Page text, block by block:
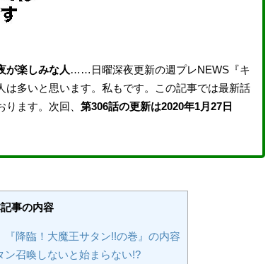
が楽しみな人 ……日曜深夜更新の週プレNEWS『キ
は多いと思います。私もです。この記事では最新話
ます。次回、 第306話の更新は2020年1月27日
記事の内容
『降臨！大魔王サタン!!の巻』の内容
召喚しないと始まらない!?